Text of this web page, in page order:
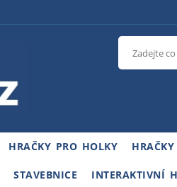
HRAČKY PRO HOLKY
STAVEBNICE INTERAKTIVNÍ